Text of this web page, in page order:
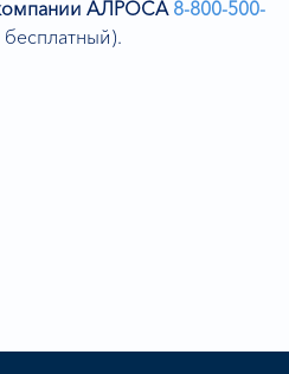
АЛРОСА 8-800-500-